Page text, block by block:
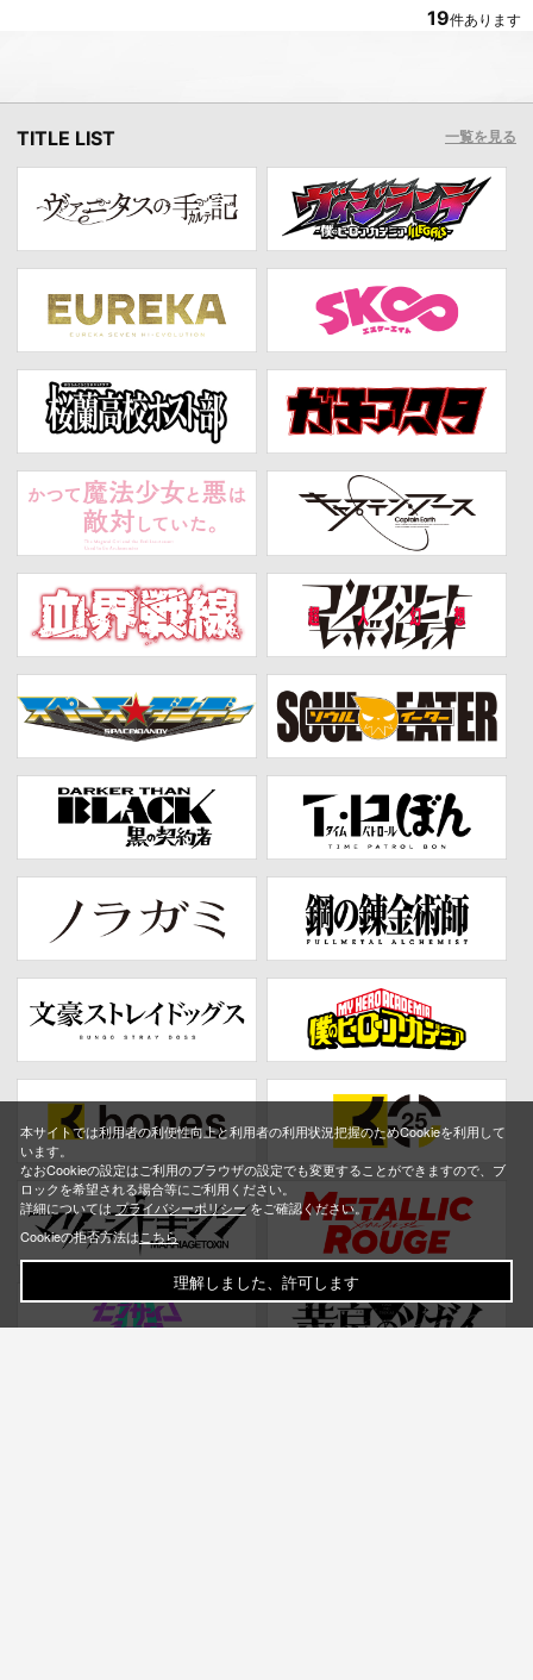
19件あります
TITLE LIST 一覧を見る
本サイトでは利用者の利便性向上と利用者の利用状況把握のためCookieを利用して
います。
なおCookieの設定はご利用のブラウザの設定でも変更することができますので、ブ
ロックを希望される場合等にご利用ください。
詳細についてはプライバシーポリシーをご確認ください。
Cookieの拒否方法はこちら
理解しました、許可します